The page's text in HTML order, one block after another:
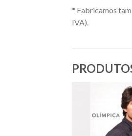
* Fabricamos
IVA).